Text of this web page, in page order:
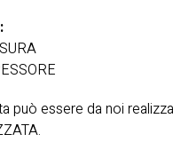
può essere da noi